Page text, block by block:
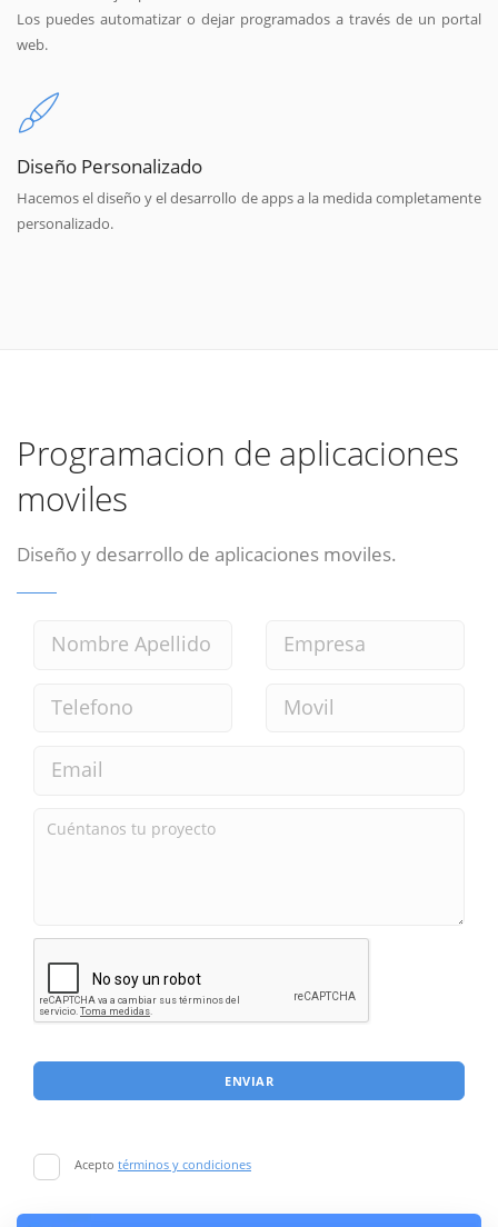
Los puedes automatizar o dejar programados a través de un portal
web.
Diseño Personalizado
Hacemos el diseño y el desarrollo de apps a la medida completamente
personalizado.
Programacion de aplicaciones
moviles
Diseño y desarrollo de aplicaciones moviles.
ENVIAR
Acepto términos y condiciones